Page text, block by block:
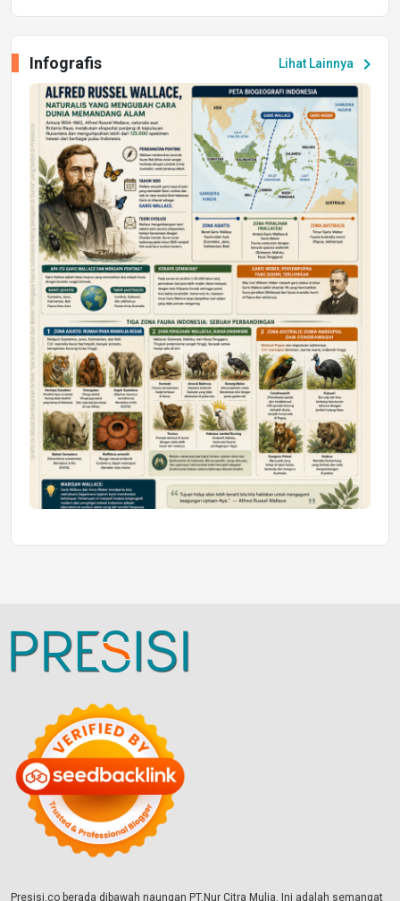
Peluang Kerja dan Magang
Jumat, 17 Jul 2026 22:30
DAERAH
Astra Motor Kalimantan Timur 2 Dukung
Mahasiswa Samarinda dalam Astra
Honda SDGs Future Leaders 2026
Jumat, 10 Jul 2026 19:01
Lihat Lainnya chevron_right
Infografis
Presisi.co berada dibawah naungan PT.Nur Citra Mulia. Ini adalah semangat